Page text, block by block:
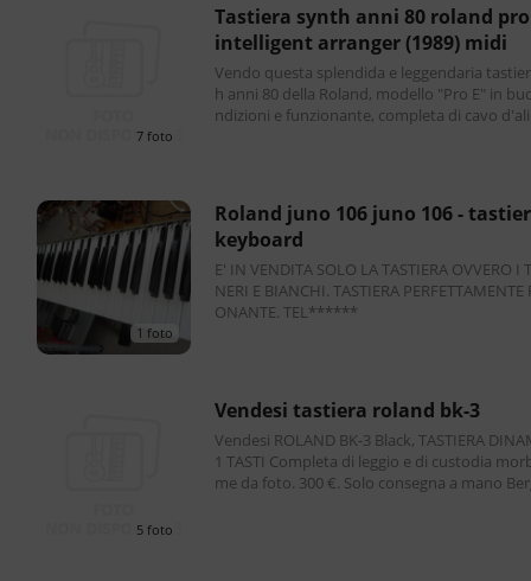
7 foto
tastiera synth anni 80 roland pro e
intelligent arranger (1989) midi
Vendo questa splendida e leggendaria
h anni 80 della Roland, modello "Pro E" in
ndizioni e funzionante, completa di cavo
1 foto
roland juno 106 juno 106 - tastiera
keyboard
E' IN VENDITA SOLO LA TASTIERA OVVERO I
NERI E BIANCHI. TASTIERA PERFETTAMENTE FUNZI
ONANTE. TEL******
5 foto
vendesi tastiera roland bk-3
Vendesi ROLAND BK-3 Black, TASTIERA
1 TASTI Completa di leggio e di custodia
me da foto. 300 €. Solo consegna a mano